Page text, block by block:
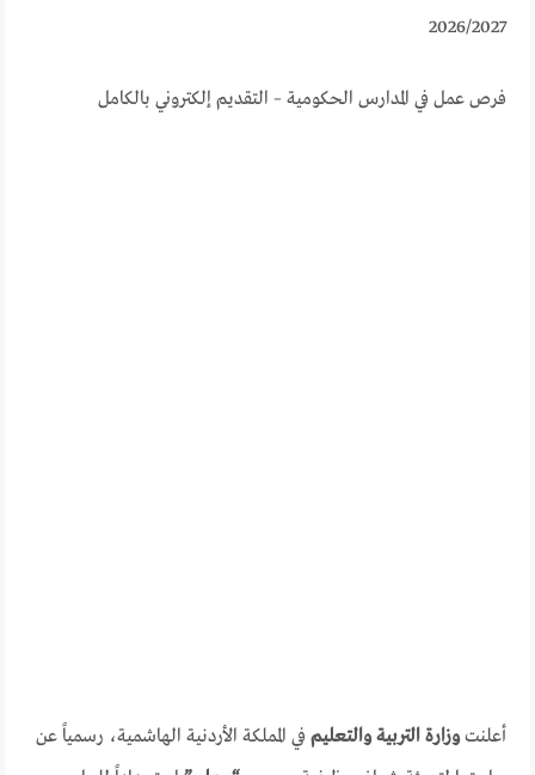
2026/2027
فرص عمل في المدارس الحكومية – التقديم إلكتروني بالكامل
أعلنتوزارة التربية والتعليم في المملكة الأردنية الهاشمية، رسمياً عن